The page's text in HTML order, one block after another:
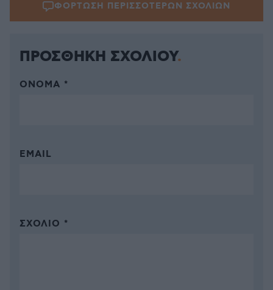
ΦΟΡΤΩΣΗ ΠΕΡΙΣΣΟΤΕΡΩΝ ΣΧΟΛΙΩΝ
ΠΡΟΣΘΗΚΗ ΣΧΟΛΙΟΥ
ΌΝΟΜΑ *
EMAIL
ΣΧΌΛΙΟ *